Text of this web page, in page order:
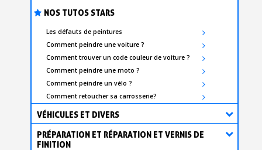
NOS TUTOS STARS
Les défauts de peintures
Comment peindre une voiture ?
Comment trouver un code couleur de voiture ?
Comment peindre une moto ?
Comment peindre un vélo ?
Comment retoucher sa carrosserie?
VÉHICULES ET DIVERS
PRÉPARATION ET RÉPARATION ET VERNIS DE
FINITION